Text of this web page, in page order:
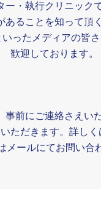
ー・執行クリニック
あることを知って頂
ったメディアの皆
歓迎しております。
事前にご連絡さえい
ただきます。詳し
メールにてお問い合